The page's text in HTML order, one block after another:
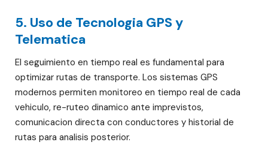
5. Uso de Tecnologia GPS y
Telematica
El seguimiento en tiempo real es fundamental para
optimizar rutas de transporte. Los sistemas GPS
modernos permiten monitoreo en tiempo real de cada
vehiculo, re-ruteo dinamico ante imprevistos,
comunicacion directa con conductores y historial de
rutas para analisis posterior.